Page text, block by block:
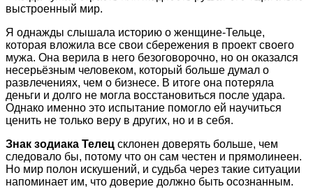
выстроенный мир.
Я однажды слышала историю о женщине-Тельце,
которая вложила все свои сбережения в проект своего
мужа. Она верила в него безоговорочно, но он оказался
несерьёзным человеком, который больше думал о
развлечениях, чем о бизнесе. В итоге она потеряла
деньги и долго не могла восстановиться после удара.
Однако именно это испытание помогло ей научиться
ценить не только веру в других, но и в себя.
Знак зодиака Телец склонен доверять больше, чем
следовало бы, потому что он сам честен и прямолинеен.
Но мир полон искушений, и судьба через такие ситуации
напоминает им, что доверие должно быть осознанным.